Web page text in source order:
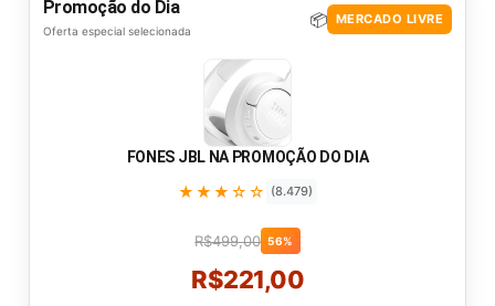
Promoção do Dia
Oferta especial selecionada
📦 MERCADO LIVRE
FONES JBL NA PROMOÇÃO DO DIA
★★★☆☆ (8.479)
R$499,00 56%
R$221,00